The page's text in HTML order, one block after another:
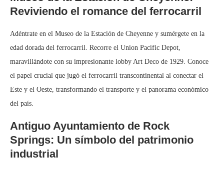
Reviviendo el romance del ferrocarril
Adéntrate en el Museo de la Estación de Cheyenne y sumérgete en la
edad dorada del ferrocarril. Recorre el Union Pacific Depot,
maravillándote con su impresionante lobby Art Deco de 1929. Conoce
el papel crucial que jugó el ferrocarril transcontinental al conectar el
Este y el Oeste, transformando el transporte y el panorama económico
del país.
Antiguo Ayuntamiento de Rock
Springs: Un símbolo del patrimonio
industrial